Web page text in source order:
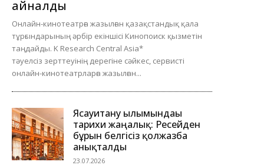
айналды
Онлайн-кинотеатрға жазылған қазақстандық қала
тұрғындарының әрбір екіншісі Кинопоиск қызметін
таңдайды. K Research Central Asia*
тәуелсіз зерттеуінің дерегіне сәйкес, сервисті
онлайн-кинотеатрларға жазылған...
Ясауитану ғылымындағы
тарихи жаңалық: Ресейден
бұрын белгісіз қолжазба
анықталды
23.07.2026